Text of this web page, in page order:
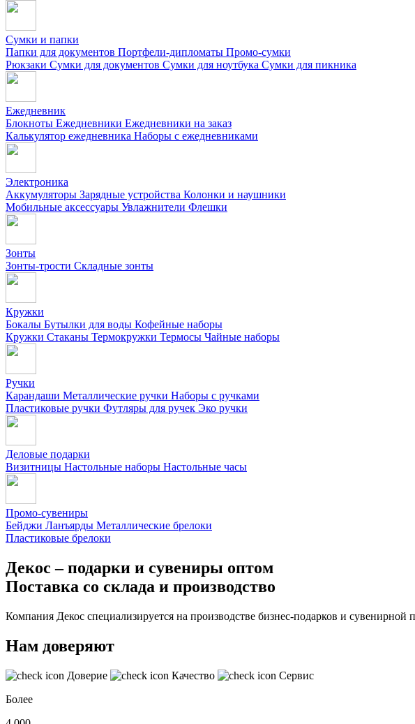
Сумки и папки
Папки для документов Портфели-дипломаты Промо-сумки
Рюкзаки Сумки для документов Сумки для ноутбука Сумки для пикника
Ежедневник
Блокноты Ежедневники Ежедневники на заказ
Калькулятор ежедневника Наборы с ежедневниками
Электроника
Аккумуляторы Зарядные устройства Колонки и наушники
Мобильные аксессуары Увлажнители Флешки
Зонты
Зонты-трости Складные зонты
Кружки
Бокалы Бутылки для воды Кофейные наборы
Кружки Стаканы Термокружки Термосы Чайные наборы
Ручки
Карандаши Металлические ручки Наборы с ручками
Пластиковые ручки Футляры для ручек Эко ручки
Деловые подарки
Визитницы Настольные наборы Настольные часы
Промо-сувениры
Бейджи Ланъярды Металлические брелоки
Пластиковые брелоки
Декос – подарки и сувениры оптом
Поставка со склада и производство
Компания Декос специализируется на производстве бизнес-подарков и
Нам доверяют
Доверие Качество
Сервис
Более